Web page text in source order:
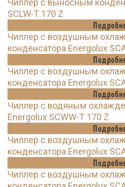
Чиллер с выносным
SCLW-T 170 Z
Чиллер с воздушным
конденсатора Energolux
Чиллер с воздушным
конденсатора Energolux
Чиллер с водяным
Energolux SCWW-T 170 Z
Чиллер с воздушным
конденсатора Energolux
Чиллер с воздушным